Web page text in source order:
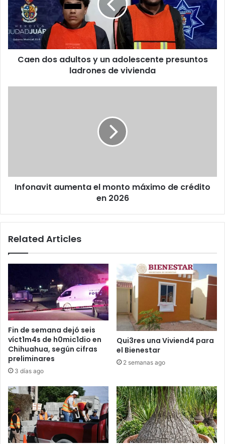
un
adolescente
presuntos
ladrones
de
vivienda
Caen dos adultos y un adolescente presuntos
ladrones de vivienda
2026
Infonavit aumenta el monto máximo de crédito
en 2026
Related Articles
Fin de semana dejó seis
víct1m4s de h0mic1dio en
Chihuahua, según cifras
preliminares
3 días ago
Qui3res una Viviend4 para
el Bienestar
2 semanas ago